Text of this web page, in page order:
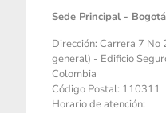
Sede Principal - Bogotá
Dirección: Carrera 7
general) - Edificio
Colombia
Código Postal: 110311
Horario de atención: